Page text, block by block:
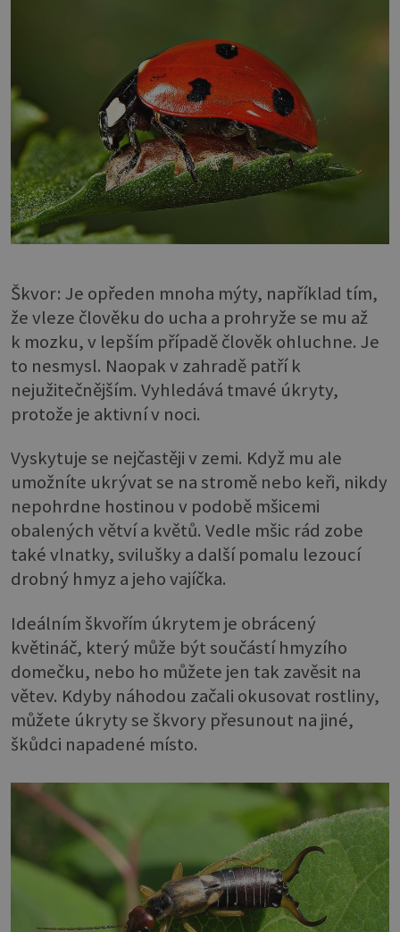
Škvor: Je opředen mnoha mýty, například tím,
že vleze člověku do ucha a prohryže se mu až
k mozku, v lepším případě člověk ohluchne. Je
to nesmysl. Naopak v zahradě patří k
nejužitečnějším. Vyhledává tmavé úkryty,
protože je aktivní v noci.
Vyskytuje se nejčastěji v zemi. Když mu ale
umožníte ukrývat se na stromě nebo keři, nikdy
nepohrdne hostinou v podobě mšicemi
obalených větví a květů. Vedle mšic rád zobe
také vlnatky, svilušky a další pomalu lezoucí
drobný hmyz a jeho vajíčka.
Ideálním škvořím úkrytem je obrácený
květináč, který může být součástí hmyzího
domečku, nebo ho můžete jen tak zavěsit na
větev. Kdyby náhodou začali okusovat rostliny,
můžete úkryty se škvory přesunout na jiné,
škůdci napadené místo.